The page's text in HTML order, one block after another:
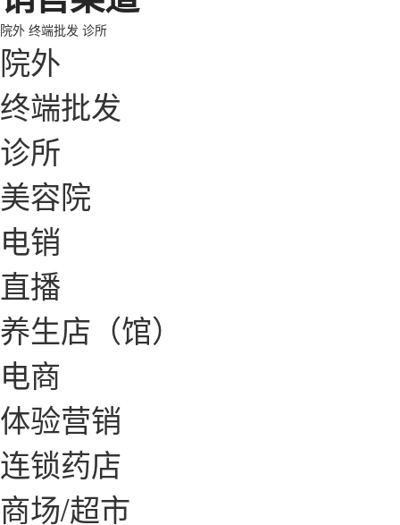
院外 终端批发 诊所
院外
终端批发
诊所
美容院
电销
直播
养生店（馆）
电商
体验营销
连锁药店
商场/超市